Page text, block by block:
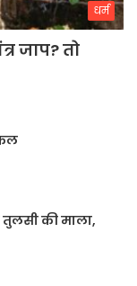
धर्म
जाप? तो
की माला,